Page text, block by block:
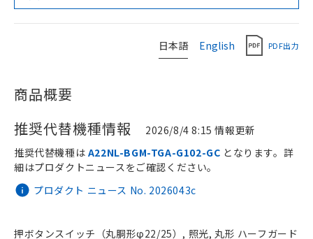
日本語 English PDF出力
商品概要
推奨代替機種情報
2026/8/4 8:15 情報更新
プロダクト ニュース No. 2026043c
推奨代替機種は A22NL-BGM-TGA-G102-GC となります。詳
細はプロダクトニュースをご確認ください。
押ボタンスイッチ（丸胴形φ22/25）, 照光, 丸形 ハーフガード